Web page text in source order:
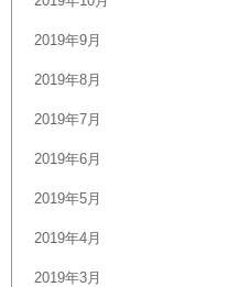
2019年9月
2019年8月
2019年7月
2019年6月
2019年5月
2019年4月
2019年3月